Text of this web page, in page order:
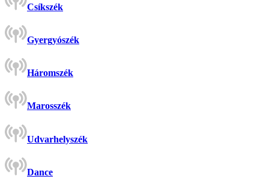
Csíkszék
Gyergyószék
Háromszék
Marosszék
Udvarhelyszék
Dance